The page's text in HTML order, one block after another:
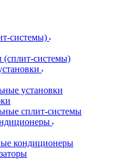
системы)
системы)
установки
сплит-системы
кондиционеры